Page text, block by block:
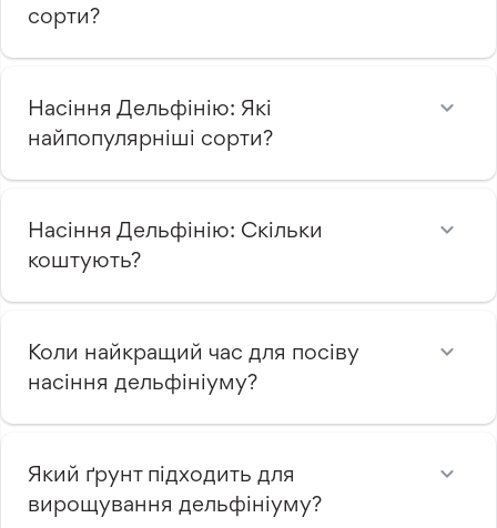
сорти?
Насіння Дельфінію: Які
найпопулярніші сорти?
Насіння Дельфінію: Скільки
коштують?
Коли найкращий час для посіву
насіння дельфініуму?
Який ґрунт підходить для
вирощування дельфініуму?